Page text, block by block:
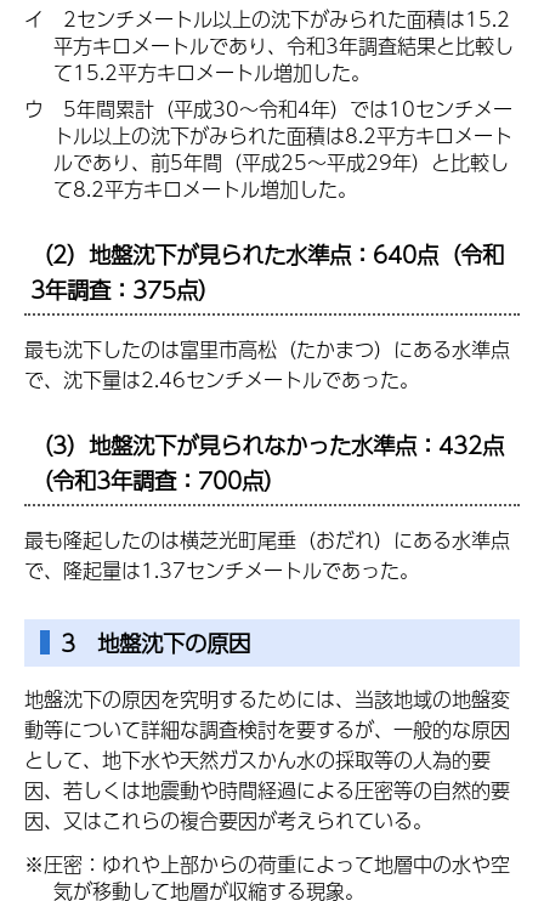
イ 2センチメートル以上の沈下がみられた面積は15.2
平方キロメートルであり、令和3年調査結果と比較し
て15.2平方キロメートル増加した。
ウ 5年間累計（平成30～令和4年）では10センチメー
トル以上の沈下がみられた面積は8.2平方キロメート
ルであり、前5年間（平成25～平成29年）と比較し
て8.2平方キロメートル増加した。
（2）地盤沈下が見られた水準点：640点（令和
3年調査：375点）
最も沈下したのは富里市高松（たかまつ）にある水準点
で、沈下量は2.46センチメートルであった。
（3）地盤沈下が見られなかった水準点：432点
（令和3年調査：700点）
最も隆起したのは横芝光町尾垂（おだれ）にある水準点
で、隆起量は1.37センチメートルであった。
3 地盤沈下の原因
地盤沈下の原因を究明するためには、当該地域の地盤変
動等について詳細な調査検討を要するが、一般的な原因
として、地下水や天然ガスかん水の採取等の人為的要
因、若しくは地震動や時間経過による圧密等の自然的要
因、又はこれらの複合要因が考えられている。
※圧密：ゆれや上部からの荷重によって地層中の水や空
気が移動して地層が収縮する現象。